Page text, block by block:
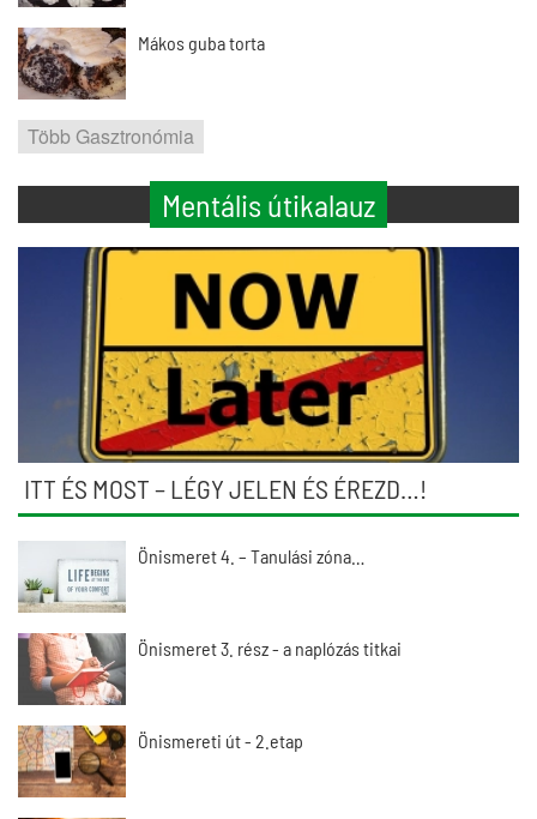
Mákos guba torta
Több Gasztronómia
Mentális útikalauz
ITT ÉS MOST – LÉGY JELEN ÉS ÉREZD…!
Önismeret 4. – Tanulási zóna…
Önismeret 3. rész - a naplózás titkai
Önismereti út - 2.etap